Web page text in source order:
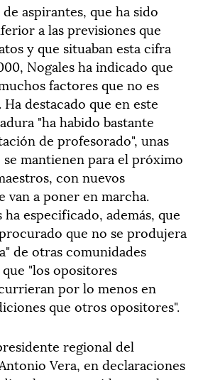
aspirantes, que ha sido
a las previsiones que
y que situaban esta cifra
Nogales ha indicado que
factores que no es
destacado que en este
"ha habido bastante
de profesorado", unas
mantienen para el próximo
con nuevos
van a poner en marcha.
especificado, además, que
que no se produjera
de otras comunidades
"los opositores
por lo menos en
que otros opositores".
regional del
Vera, en declaraciones